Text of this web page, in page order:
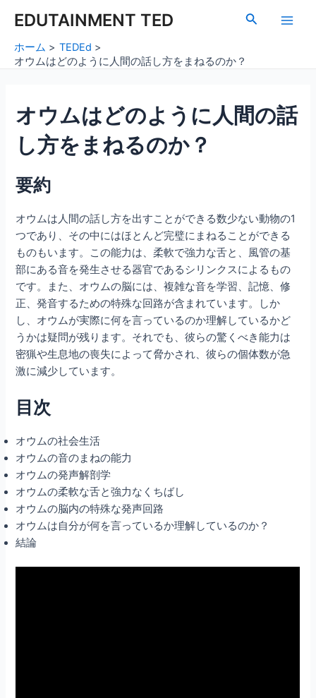
EDUTAINMENT TED
検
Main
ホーム
TEDEd
オウムはどのように人間の話し方をまねるのか？
オウムはどのように人間の話
し方をまねるのか？
要約
オウムは人間の話し方を出すことができる数少ない動物の1
つであり、その中にはほとんど完璧にまねることができる
ものもいます。この能力は、柔軟で強力な舌と、風管の基
部にある音を発生させる器官であるシリンクスによるもの
です。また、オウムの脳には、複雑な音を学習、記憶、修
正、発音するための特殊な回路が含まれています。しか
し、オウムが実際に何を言っているのか理解しているかど
うかは疑問が残ります。それでも、彼らの驚くべき能力は
密猟や生息地の喪失によって脅かされ、彼らの個体数が急
激に減少しています。
目次
オウムの社会生活
オウムの音のまねの能力
オウムの発声解剖学
オウムの柔軟な舌と強力なくちばし
オウムの脳内の特殊な発声回路
オウムは自分が何を言っているか理解しているのか？
結論
navigation